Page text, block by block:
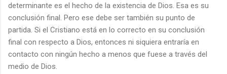
determinante es el hecho de la existencia de Dios. Esa es su
conclusión final. Pero ese debe ser también su punto de
partida. Si el Cristiano está en lo correcto en su conclusión
final con respecto a Dios, entonces ni siquiera entraría en
contacto con ningún hecho a menos que fuese a través del
medio de Dios.